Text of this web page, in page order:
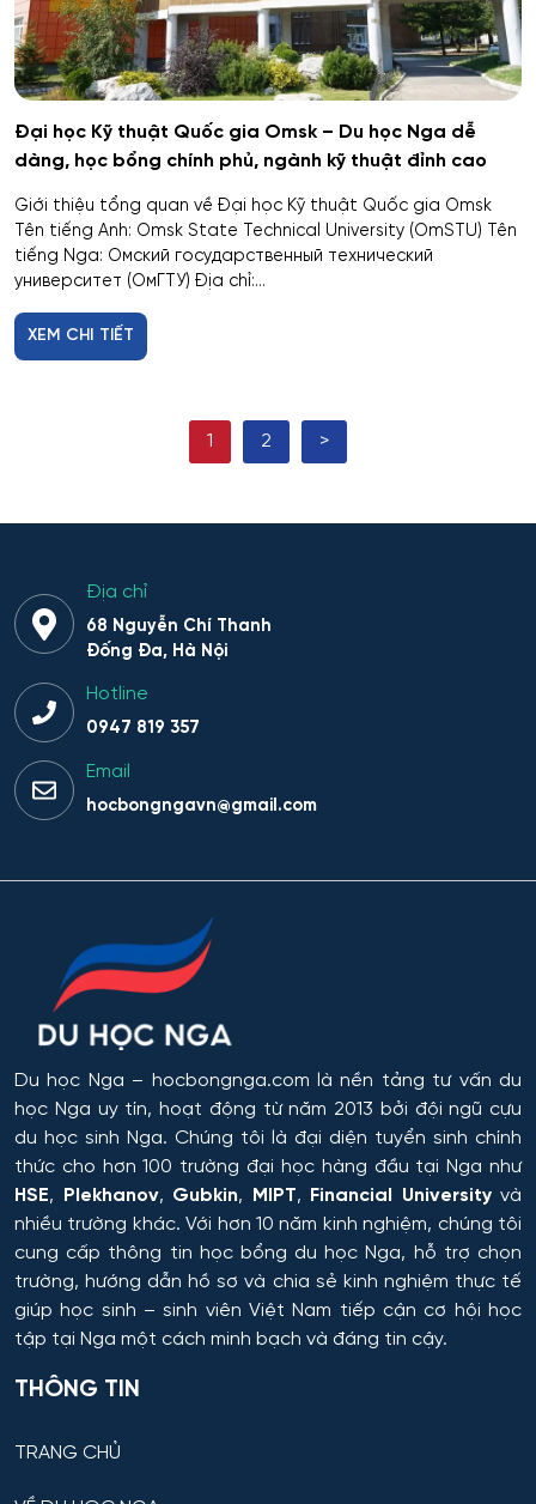
Hệ thống cấp nhiệt & điện cho thiết bị – cơ sở quân
sự kỹ thuật
Hệ thống dẫn đường và định vị
Hệ thống kỹ thuật radar đặc chủng
Hệ thống kỹ thuật tổ chức – kỹ thuật đặc thù
Hệ thống phân tích và bảo mật thông tin
Hệ thống sinh tồn đặc thù
Hệ thống thông minh trong lĩnh vực nhân văn
Hệ thống thông tin
Hệ thống thông tin và Công nghệ
Hệ thống thông tin và công nghệ thông tin truyền
thông
Hệ thống tên lửa và Khoa học Vũ trụ
Hệ thống tự động và điều khiển thông minh
Hệ thống và công nghệ sinh học kỹ thuật
Hệ thống và tổ hợp vô tuyến điện tử
Hệ thống điều khiển chuyển động và dẫn đường
Hệ thống điều khiển máy bay
Đại học Kỹ thuật Quốc gia Omsk – Du học Nga dễ
dàng, học bổng chính phủ, ngành kỹ thuật đỉnh cao
Giới thiệu tổng quan về Đại học Kỹ thuật Quốc gia Omsk
Tên tiếng Anh: Omsk State Technical University (OmSTU) Tên
tiếng Nga: Омский государственный технический
университет (ОмГТУ) Địa chỉ:...
XEM CHI TIẾT
1 2 >
Địa chỉ
68 Nguyễn Chí Thanh
Đống Đa, Hà Nội
Hotline
0947 819 357
Email
hocbongngavn@gmail.com
Du học Nga – hocbongnga.com là nền tảng tư vấn du
học Nga uy tín, hoạt động từ năm 2013 bởi đội ngũ cựu
du học sinh Nga. Chúng tôi là đại diện tuyển sinh chính
thức cho hơn 100 trường đại học hàng đầu tại Nga như
HSE, Plekhanov, Gubkin, MIPT, Financial Universityvà
nhiều trường khác. Với hơn 10 năm kinh nghiệm, chúng tôi
cung cấp thông tin học bổng du học Nga, hỗ trợ chọn
trường, hướng dẫn hồ sơ và chia sẻ kinh nghiệm thực tế
giúp học sinh – sinh viên Việt Nam tiếp cận cơ hội học
tập tại Nga một cách minh bạch và đáng tin cậy.
THÔNG TIN
TRANG CHỦ